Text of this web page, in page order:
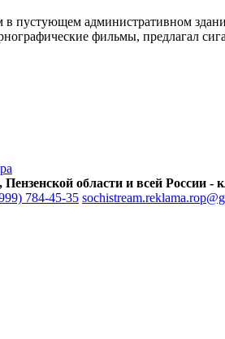
в пустующем административном
фильмы, предлагал
области и всей России -
784-45-35